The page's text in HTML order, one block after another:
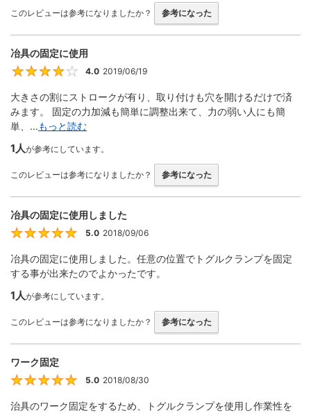
このレビューは参考になりましたか？ 参考になった
冶具の固定に使用
4
4.0 2019/06/19
大きさの割にストロークが有り、取り付けも穴を開けるだけで済
みます。 固定の力加減も簡単に調整出来て、力の弱い人にも簡
単、...もっと読む
1人が参考にしています。
このレビューは参考になりましたか？ 参考になった
冶具の固定に使用しました
5
5.0 2018/09/06
冶具の固定に使用しました。任意の位置でトグルクランプを固定
する事が出来たのでよかったです。
1人が参考にしています。
このレビューは参考になりましたか？ 参考になった
ワーク固定
5
5.0 2018/08/30
治具のワーク固定をするため、トグルクランプを使用し作業性を